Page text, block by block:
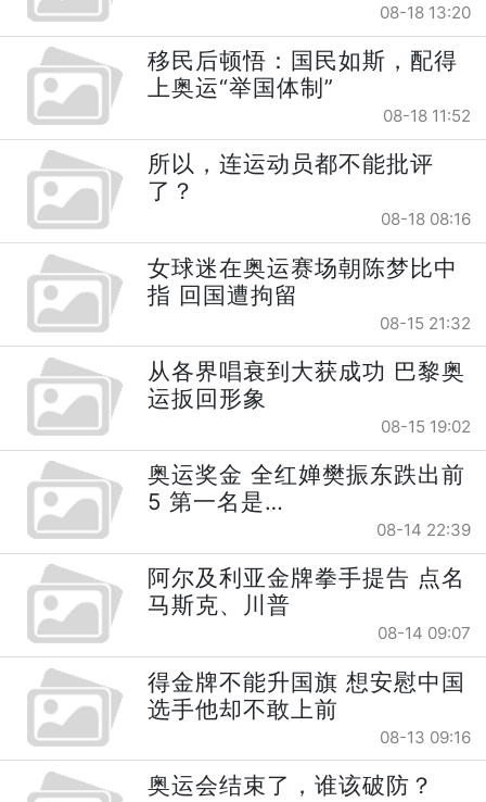
08-18 13:20
移民后顿悟：国民如斯，配得
上奥运“举国体制”
08-18 11:52
所以，连运动员都不能批评
了？
08-18 08:16
女球迷在奥运赛场朝陈梦比中
指 回国遭拘留
08-15 21:32
从各界唱衰到大获成功 巴黎奥
运扳回形象
08-15 19:02
奥运奖金 全红婵樊振东跌出前
5 第一名是…
08-14 22:39
阿尔及利亚金牌拳手提告 点名
马斯克、川普
08-14 09:07
得金牌不能升国旗 想安慰中国
选手他却不敢上前
08-13 09:16
奥运会结束了，谁该破防？